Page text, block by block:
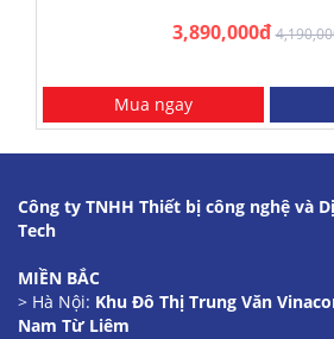
3,890,000đ
Mua ngay
Công ty TNHH Thiết bị công nghệ và
Tech
MIỀN BẮC
> Hà Nội: Khu Đô Thị Trung Văn
Nam Từ Liêm